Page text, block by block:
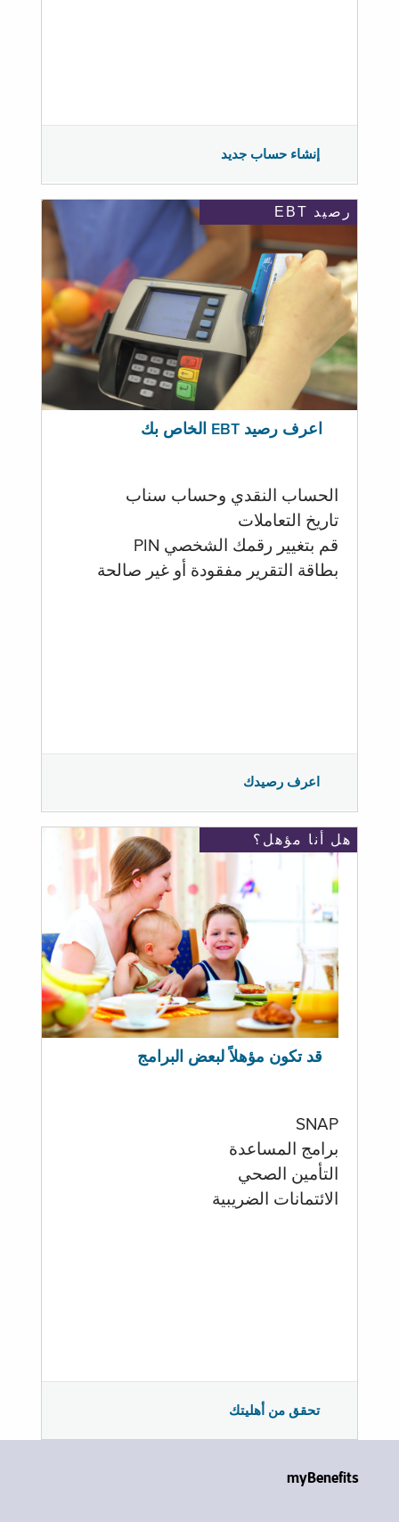
إنشاء حساب جديد
رصيد EBT
اعرف رصيد EBT الخاص بك
الحساب النقدي وحساب سناب
تاريخ التعاملات
قم بتغيير رقمك الشخصي PIN
بطاقة التقرير مفقودة أو غير صالحة
اعرف رصيدك
هل أنا مؤهل؟
قد تكون مؤهلاً لبعض البرامج
SNAP
برامج المساعدة
التأمين الصحي
الائتمانات الضريبية
تحقق من أهليتك
myBenefits